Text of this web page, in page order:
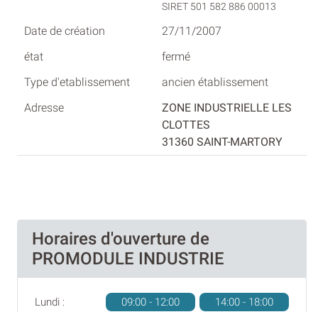
SIRET 501 582 886 00013
27/11/2007
fermé
ancien établissement
ZONE INDUSTRIELLE LES
CLOTTES
31360 SAINT-MARTORY
Horaires d'ouverture de
PROMODULE INDUSTRIE
Lundi : 09:00 - 12:00
14:00 - 18:00